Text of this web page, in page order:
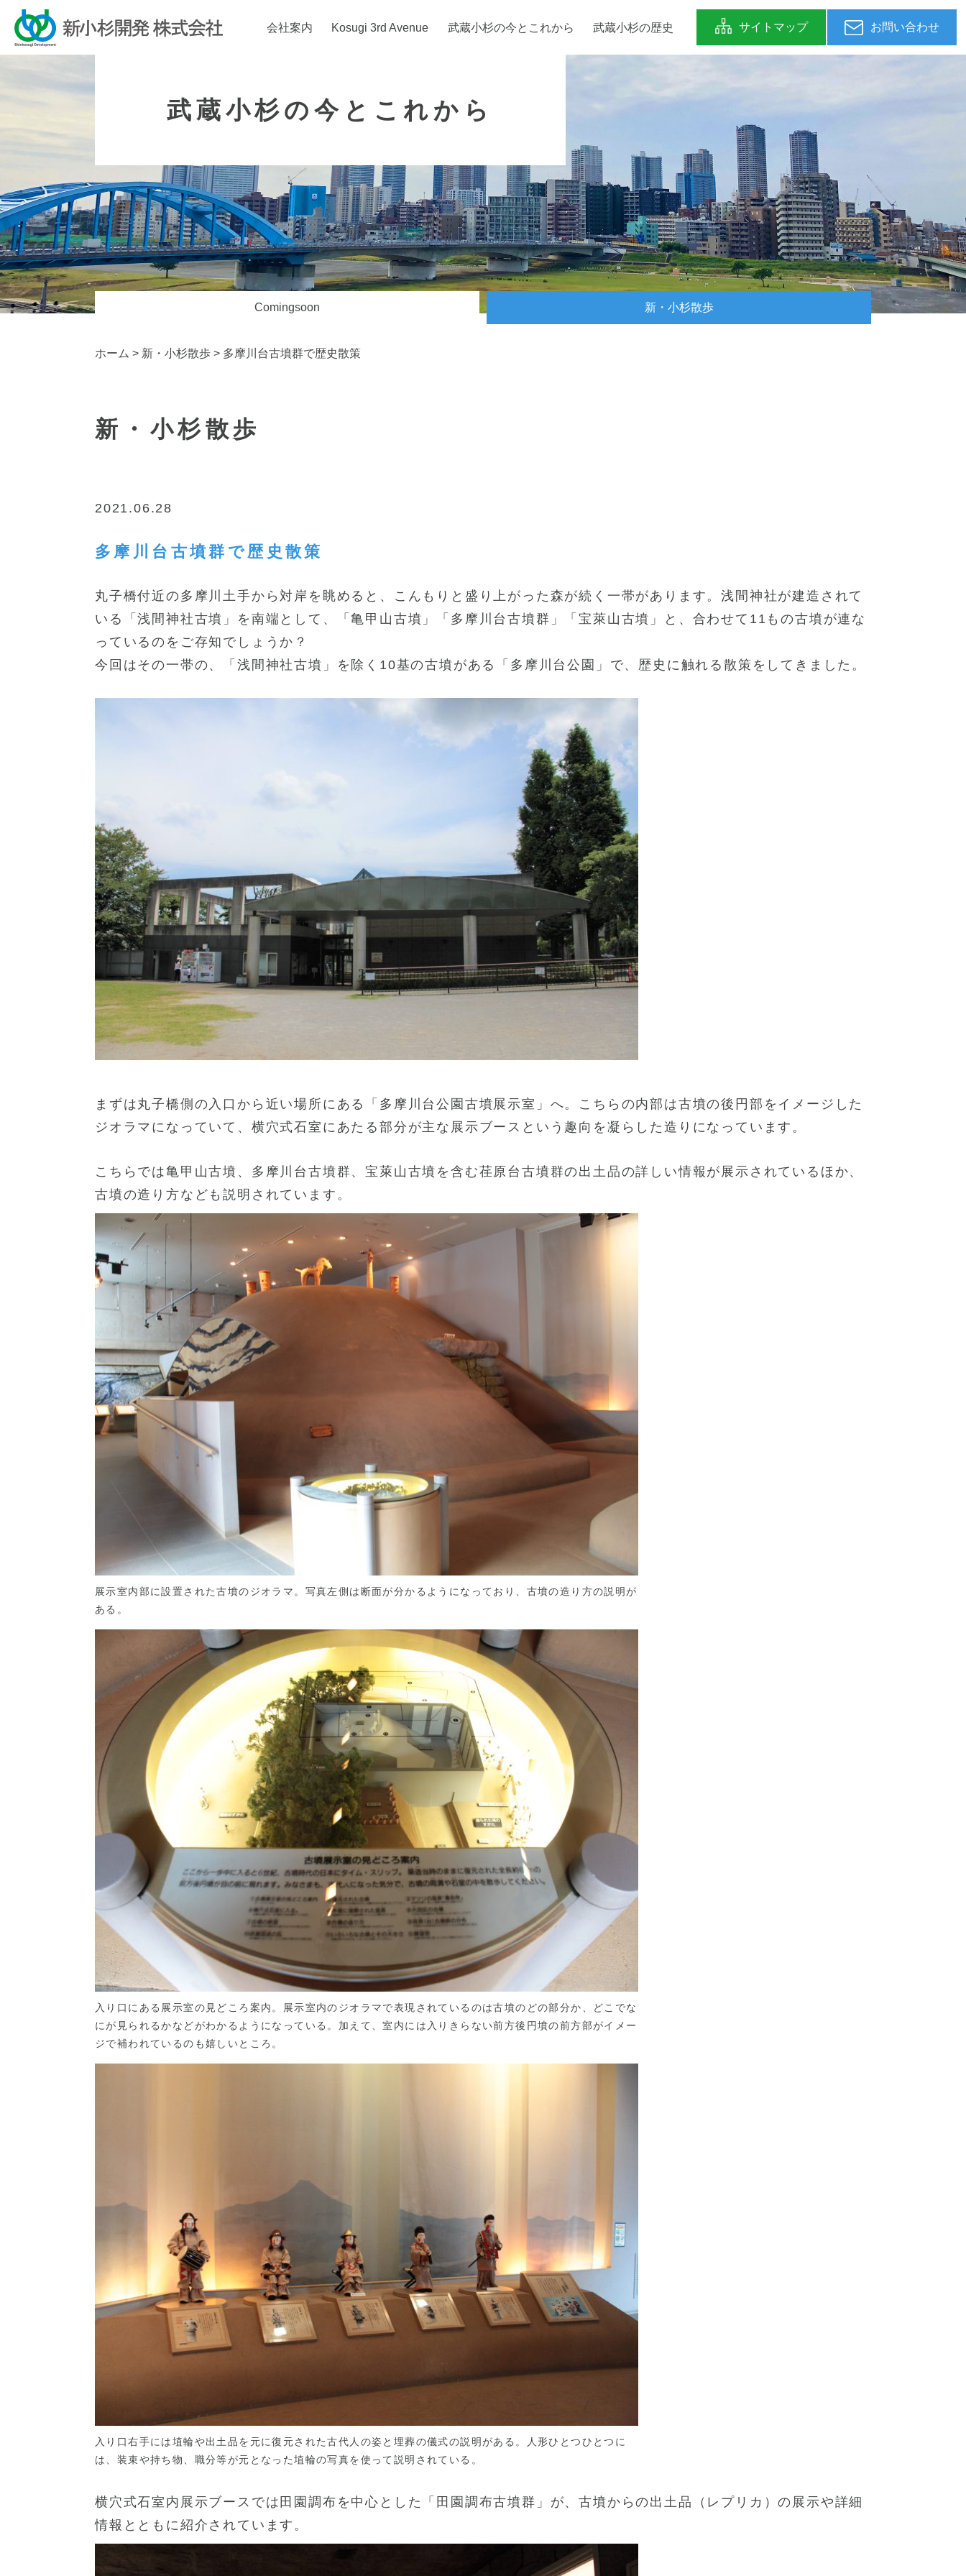
会社案内 Kosugi 3rd Avenue 武蔵小杉の今とこれから 武蔵小杉の歴史
武蔵小杉の今とこれから
Comingsoon 新・小杉散歩
ホーム > 新・小杉散歩 > 多摩川台古墳群で歴史散策
新・小杉散歩
2021.06.28
多摩川台古墳群で歴史散策
丸子橋付近の多摩川土手から対岸を眺めると、こんもりと盛り上がった森が続く一帯があります。浅間神社が建造されて
いる「浅間神社古墳」を南端として、「亀甲山古墳」「多摩川台古墳群」「宝萊山古墳」と、合わせて11もの古墳が連な
っているのをご存知でしょうか？
今回はその一帯の、「浅間神社古墳」を除く10基の古墳がある「多摩川台公園」で、歴史に触れる散策をしてきました。
まずは丸子橋側の入口から近い場所にある「多摩川台公園古墳展示室」へ。こちらの内部は古墳の後円部をイメージした
ジオラマになっていて、横穴式石室にあたる部分が主な展示ブースという趣向を凝らした造りになっています。
こちらでは亀甲山古墳、多摩川台古墳群、宝萊山古墳を含む荏原台古墳群の出土品の詳しい情報が展示されているほか、
古墳の造り方なども説明されています。
展示室内部に設置された古墳のジオラマ。写真左側は断面が分かるようになっており、古墳の造り方の説明が
ある。
入り口にある展示室の見どころ案内。展示室内のジオラマで表現されているのは古墳のどの部分か、どこでな
にが見られるかなどがわかるようになっている。加えて、室内には入りきらない前方後円墳の前方部がイメー
ジで補われているのも嬉しいところ。
入り口右手には埴輪や出土品を元に復元された古代人の姿と埋葬の儀式の説明がある。人形ひとつひとつに
は、装束や持ち物、職分等が元となった埴輪の写真を使って説明されている。
横穴式石室内展示ブースでは田園調布を中心とした「田園調布古墳群」が、古墳からの出土品（レプリカ）の展示や詳細
情報とともに紹介されています。